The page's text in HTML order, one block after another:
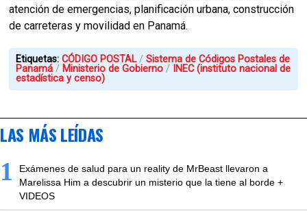
atención de emergencias, planificación urbana, construcción
de carreteras y movilidad en Panamá.
Etiquetas:CÓDIGO POSTAL
Sistema de Códigos Postales de
Panamá
Ministerio de Gobierno
INEC (instituto nacional de
estadística y censo)
LAS MÁS LEÍDAS
1
Exámenes de salud para un reality de MrBeast llevaron a
Marelissa Him a descubrir un misterio que la tiene al borde +
VIDEOS